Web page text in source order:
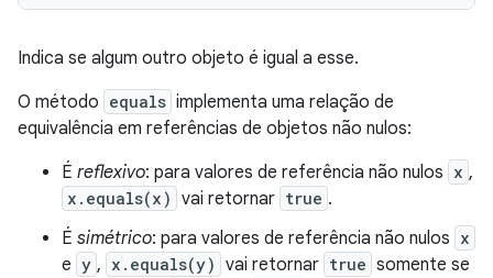
Indica se algum outro objeto é igual a esse.
O método equals implementa uma relação de
equivalência em referências de objetos não nulos:
É reflexivo: para valores de referência não nulos x ,
x.equals(x) vai retornar true .
É simétrico: para valores de referência não nulos x
e y , x.equals(y) vai retornar true somente se